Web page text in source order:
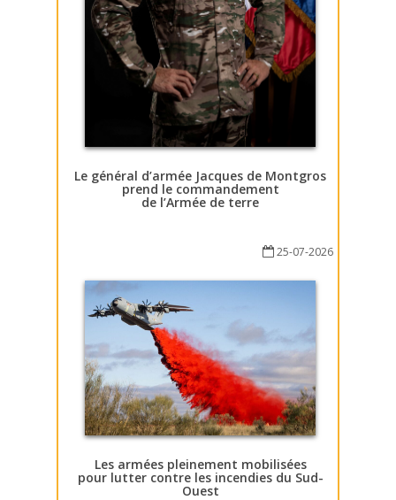
Le général d’armée Jacques de Montgros
prend le commandement
de l’Armée de terre
25-07-2026
Les armées pleinement mobilisées
pour lutter contre les incendies du Sud-
Ouest